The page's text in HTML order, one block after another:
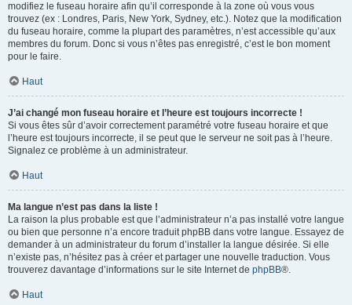
modifiez le fuseau horaire afin qu’il corresponde à la zone où vous vous
trouvez (ex : Londres, Paris, New York, Sydney, etc.). Notez que la modification
du fuseau horaire, comme la plupart des paramètres, n’est accessible qu’aux
membres du forum. Donc si vous n’êtes pas enregistré, c’est le bon moment
pour le faire.
Haut
J’ai changé mon fuseau horaire et l’heure est toujours incorrecte !
Si vous êtes sûr d’avoir correctement paramétré votre fuseau horaire et que
l’heure est toujours incorrecte, il se peut que le serveur ne soit pas à l’heure.
Signalez ce problème à un administrateur.
Haut
Ma langue n’est pas dans la liste !
La raison la plus probable est que l’administrateur n’a pas installé votre langue
ou bien que personne n’a encore traduit phpBB dans votre langue. Essayez de
demander à un administrateur du forum d’installer la langue désirée. Si elle
n’existe pas, n’hésitez pas à créer et partager une nouvelle traduction. Vous
trouverez davantage d’informations sur le site Internet de phpBB®.
Haut